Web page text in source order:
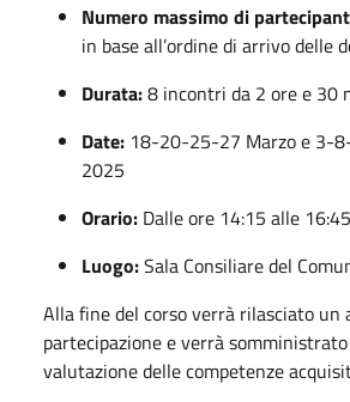
Numero massimo di
in base all’ordine di arrivo delle
Durata:8 incontri da 2 ore e 30
Date: 18-20-25-27 Marzo e 3-
2025
Orario: Dalle ore 14:15 alle 16:45
Luogo:Sala Consiliare del
Alla fine del corso verrà rilasciato un
partecipazione e verrà
valutazione delle competenze